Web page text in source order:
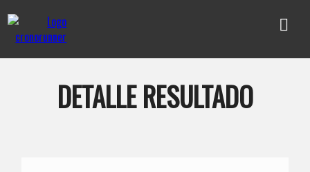
DETALLE RESULTADO